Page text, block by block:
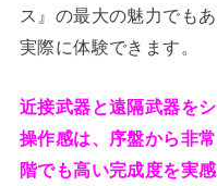
ス』の最大の魅力でも
実際に体験できます。
近接武器と遠隔武器を
操作感は、序盤から非
階でも高い完成度を実